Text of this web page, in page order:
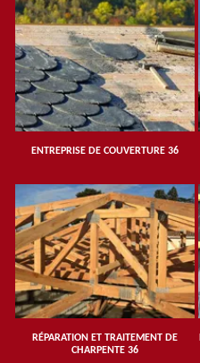
ENTREPRISE DE COUVERTURE 36
RÉPARATION ET TRAITEMENT DE
CHARPENTE 36